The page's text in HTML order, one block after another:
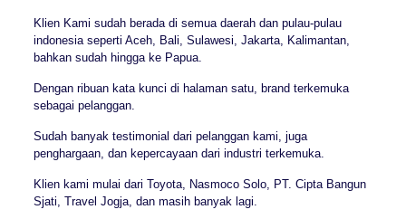
Klien Kami sudah berada di semua daerah dan pulau-pulau
indonesia seperti Aceh, Bali, Sulawesi, Jakarta, Kalimantan,
bahkan sudah hingga ke Papua.
Dengan ribuan kata kunci di halaman satu, brand terkemuka
sebagai pelanggan.
Sudah banyak testimonial dari pelanggan kami, juga
penghargaan, dan kepercayaan dari industri terkemuka.
Klien kami mulai dari Toyota, Nasmoco Solo, PT. Cipta Bangun
Sjati, Travel Jogja, dan masih banyak lagi.